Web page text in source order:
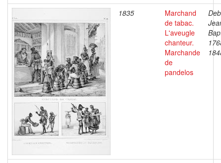
1835
Marchand
de tabac.
L'aveugle
chanteur.
Marchande
de
pandelos